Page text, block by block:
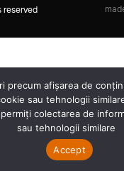
reserved
precum afișarea de
sau tehnologii
colectarea de
sau tehnologii similare
Accept